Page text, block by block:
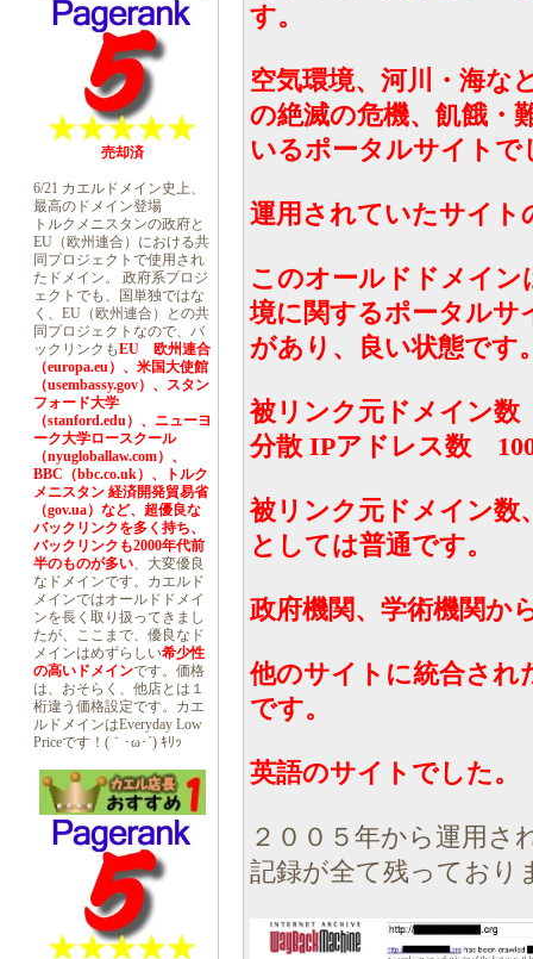
売却済
6/21 カエルドメイン史上、
最高のドメイン登場
トルクメニスタンの政府と
EU（欧州連合）における共
同プロジェクトで使用され
たドメイン。 政府系プロジ
ェクトでも、国単独ではな
く、EU（欧州連合）との共
同プロジェクトなので、バ
ックリンクもEU 欧州連合
（europa.eu）、米国大使館
（usembassy.gov）、スタン
フォード大学
（stanford.edu）、ニューヨ
ーク大学ロースクール
（nyugloballaw.com）、
BBC（bbc.co.uk）、トルク
メニスタン 経済開発貿易省
（gov.ua）など、超優良な
バックリンクを多く持ち、
バックリンクも2000年代前
半のものが多い、大変優良
なドメインです。カエルド
メインではオールドドメイ
ンを長く取り扱ってきまし
たが、ここまで、優良なド
メインはめずらしい希少性
の高いドメインです。価格
は、おそらく、他店とは１
桁違う価格設定です。カエ
ルドメインはEveryday Low
Priceです！(｀･ω･´) ｷﾘｯ
す。
空気環境、河川・海な
の絶滅の危機、飢餓・
いるポータルサイトで
運用されていたサイト
このオールドドメイン
境に関するポータルサ
があり、良い状態です
被リンク元ドメイン
分散 IPアドレス数
被リンク元ドメイン数
としては普通です。
政府機関、学術機関か
他のサイトに統合され
です。
英語のサイトでした。
２００５年から運用さ
記録が全て残っており